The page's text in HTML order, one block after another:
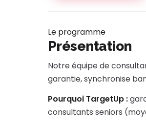
Le programme
Présentation
Notre équipe de
garantie, synchronise
Pourquoi TargetUp :
consultants seniors